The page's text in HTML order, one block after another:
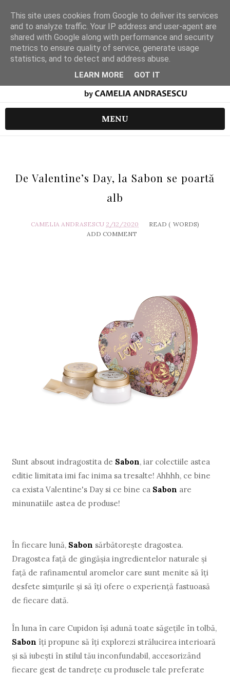
MENU
De Valentine’s Day, la Sabon se poartă
alb
CAMELIA ANDRASESCU 2/12/2020 READ ( WORDS)
ADD COMMENT
Sunt absout indragostita de Sabon, iar colectiile astea
editie limitata imi fac inima sa tresalte! Ahhhh, ce bine
ca exista Valentine's Day si ce bine ca Sabon are
minunatiile astea de produse!
În fiecare lună, Sabon sărbătorește dragostea.
Dragostea față de gingășia ingredientelor naturale și
față de rafinamentul aromelor care sunt menite să îți
desfete simțurile și să îți ofere o experiență fastuoasă
de fiecare dată.
În luna în care Cupidon își adună toate săgețile în tolbă,
Sabon îți propune să îți explorezi strălucirea interioară
și să iubești în stilul tău inconfundabil, accesorizând
fiecare gest de tandrețe cu produsele tale preferate
This site uses cookies from Google to deliver its services
and to analyze traffic. Your IP address and user-agent are
shared with Google along with performance and security
metrics to ensure quality of service, generate usage
statistics, and to detect and address abuse.
LEARN MORE GOT IT